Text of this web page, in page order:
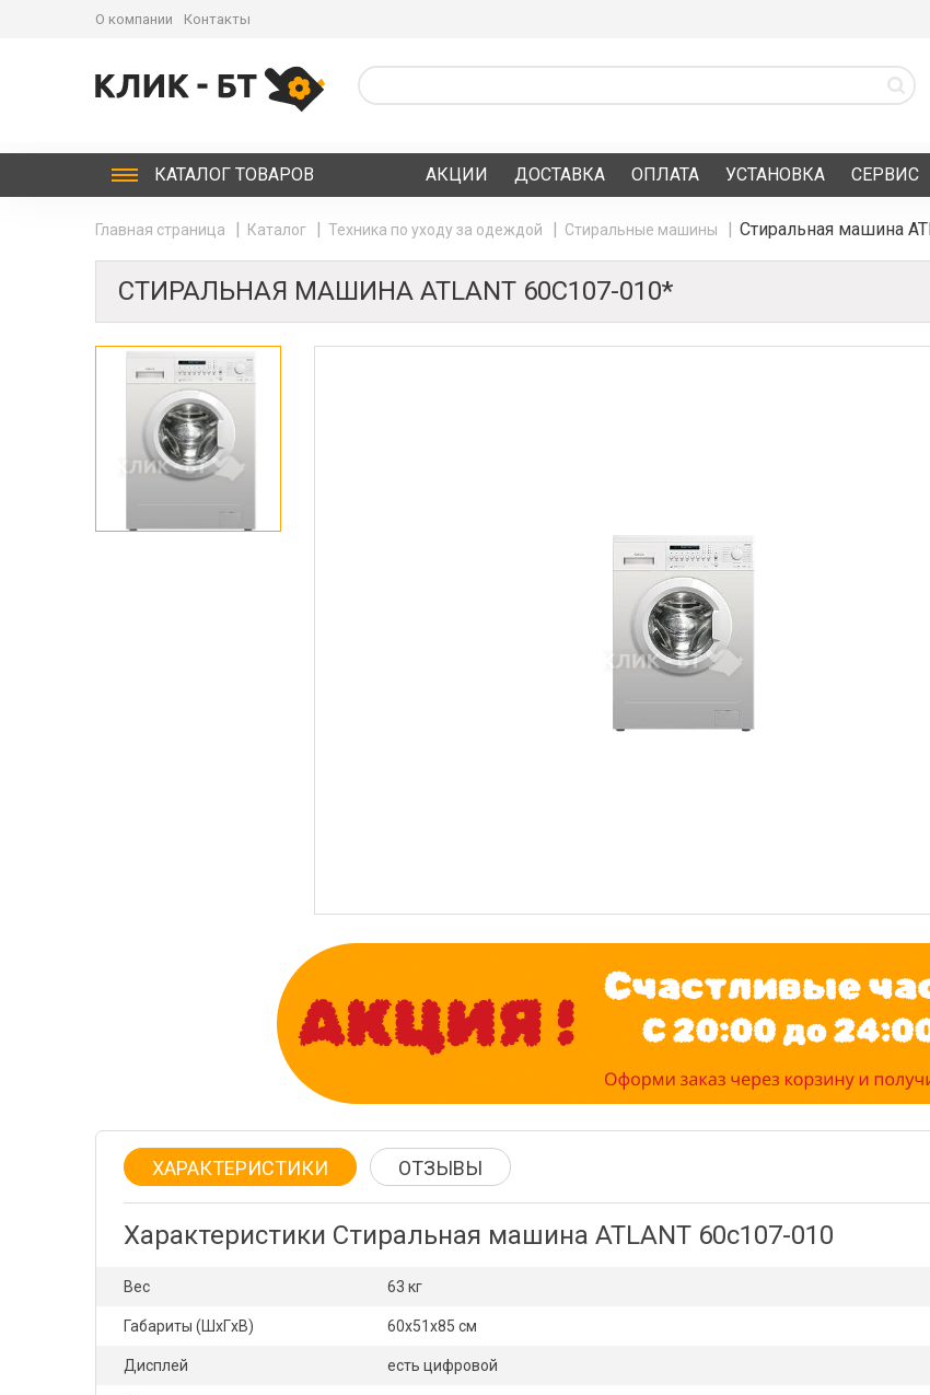
О компании Контакты
КАТАЛОГ ТОВАРОВ АКЦИИ ДОСТАВКА ОПЛАТА УСТАНОВКА СЕРВИС
Главная страница Каталог Техника по уходу за одеждой Стиральные машины Стиральная машина
СТИРАЛЬНАЯ МАШИНА ATLANT 60С107-010*
ХАРАКТЕРИСТИКИ ОТЗЫВЫ
Характеристики Стиральная машина ATLANT 60с107-010
Вес 63 кг
Габариты (ШxГxВ) 60x51x85 см
Дисплей есть цифровой